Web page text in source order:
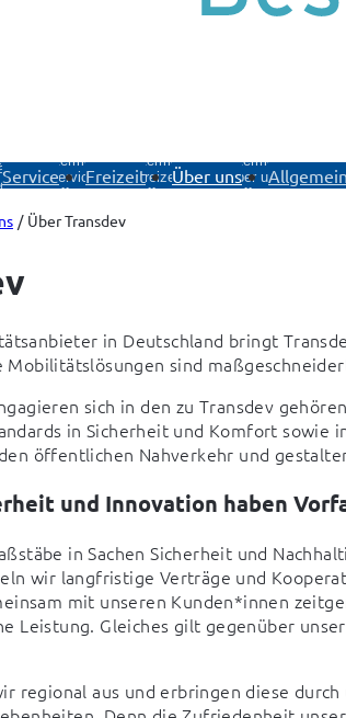
Service
Untermenü
Service
öffnen
Freizeit
Untermenü
Freizeit
öffnen
Über uns
Untermenü
Über uns
öffnen
Über Transdev
in Deutschland bringt
sind
sich in den zu Transdev
in Sicherheit und Komfort
öffentlichen Nahverkehr und
und Innovation haben
in Sachen Sicherheit und
wir langfristige Verträge und
mit unseren Kunden*innen
Leistung. Gleiches gilt gegenüber
regional aus und erbringen diese